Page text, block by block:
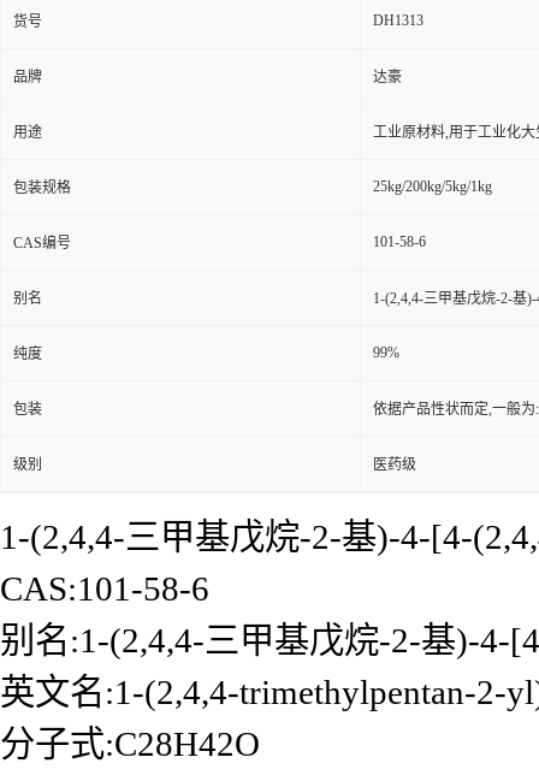
货号 DH1313
品牌 达豪
用途 工业原材料,用于工业化大
包装规格 25kg/200kg/5kg/1kg
CAS编号 101-58-6
别名 1-(2,4,4-三甲基戊烷-2-基
纯度 99%
包装 依据产品性状而定,一般
级别 医药级
1-(2,4,4-三甲基戊烷-2-基)-4-[4-
CAS:101-58-6
别名:1-(2,4,4-三甲基戊烷-2-基)-4-
英文名:1-(2,4,4-trimethylpentan-2-
分子式:C28H42O